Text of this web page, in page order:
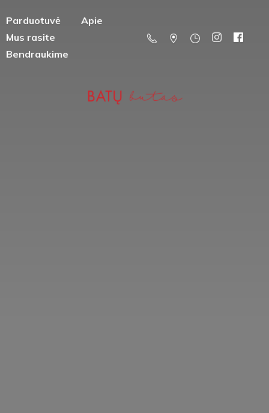
Parduotuvė
Apie
Mus rasite
Bendraukime